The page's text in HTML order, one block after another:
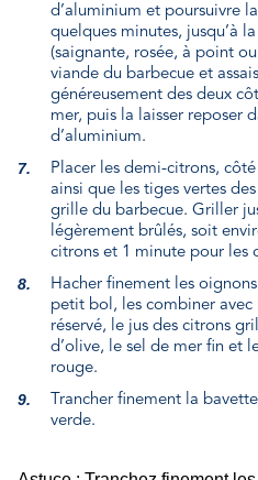
d’aluminium et poursuivre
quelques minutes, jusqu’à
(saignante, rosée, à point
viande du barbecue et
généreusement des deux
mer, puis la laisser reposer
d’aluminium.
Placer les demi-citrons,
ainsi que les tiges vertes
grille du barbecue. Griller
légèrement brûlés, soit
citrons et 1 minute pour les
Hacher finement les
petit bol, les combiner avec
réservé, le jus des citrons
d’olive, le sel de mer fin et
rouge.
Trancher finement la
verde.